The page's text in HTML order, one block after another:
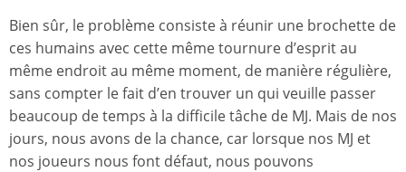
Bien sûr, le problème consiste à réunir une brochette de
ces humains avec cette même tournure d’esprit au
même endroit au même moment, de manière régulière,
sans compter le fait d’en trouver un qui veuille passer
beaucoup de temps à la difficile tâche de MJ. Mais de nos
jours, nous avons de la chance, car lorsque nos MJ et
nos joueurs nous font défaut, nous pouvons